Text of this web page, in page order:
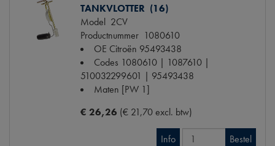
TANKVLOTTER (16)
Model 2CV
Productnummer 1080610
OE Citroën 95493438
Codes 1080610 | 1087610 |
510032299601 | 95493438
Maten [PW 1]
€ 26,26 (€ 21,70 excl. btw)
Info Bestel